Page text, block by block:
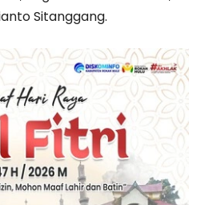
Sitanggang.